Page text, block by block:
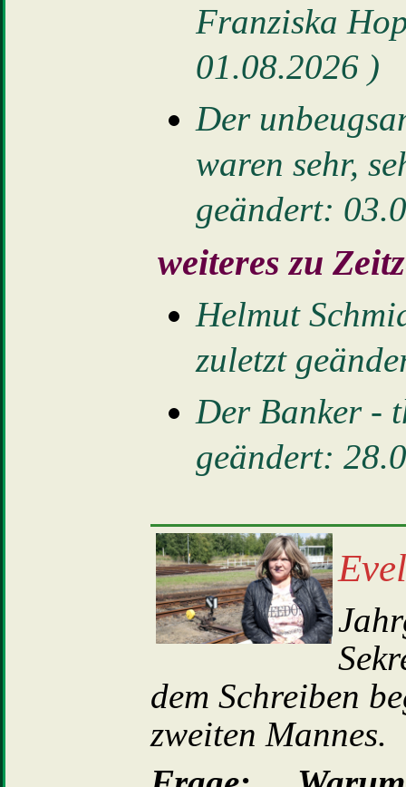
Franziska
01.08.2026 )
Der
waren sehr,
geändert:
weiteres zu
Helmut
zuletzt
Der Banker -
geändert:
dem Schreiben
zweiten Mannes.